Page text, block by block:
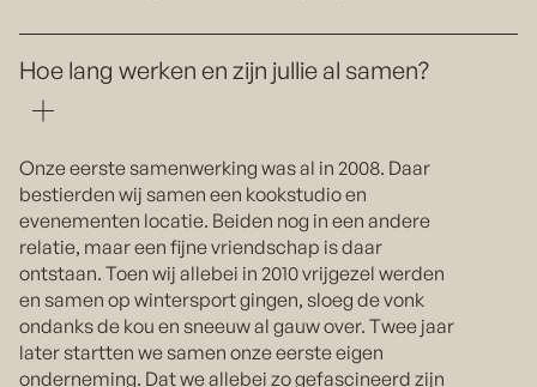
Hoe lang werken en zijn jullie al samen?
Onze eerste samenwerking was al in 2008. Daar
bestierden wij samen een kookstudio en
evenementen locatie. Beiden nog in een andere
relatie, maar een fijne vriendschap is daar
ontstaan. Toen wij allebei in 2010 vrijgezel werden
en samen op wintersport gingen, sloeg de vonk
ondanks de kou en sneeuw al gauw over. Twee jaar
later startten we samen onze eerste eigen
onderneming. Dat we allebei zo gefascineerd zijn